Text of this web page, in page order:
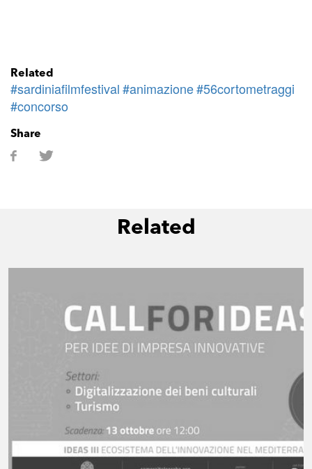
Related
#sardiniafilmfestival#animazione#56cortometraggi
#concorso
Share
Related